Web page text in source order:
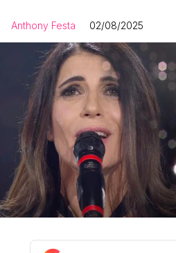
Anthony Festa 02/08/2025